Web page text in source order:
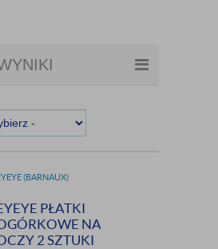
(BARNAUX)
PŁATKI
NA
2 SZTUKI